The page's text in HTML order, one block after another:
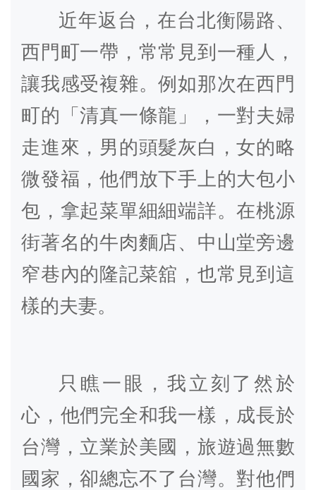
近年返台，在台北衡陽路、
西門町一帶，常常見到一種人，
讓我感受複雜。例如那次在西門
町的「清真一條龍」，一對夫婦
走進來，男的頭髮灰白，女的略
微發福，他們放下手上的大包小
包，拿起菜單細細端詳。在桃源
街著名的牛肉麵店、中山堂旁邊
窄巷內的隆記菜舘，也常見到這
樣的夫妻。
只瞧一眼，我立刻了然於
心，他們完全和我一樣，成長於
台灣，立業於美國，旅遊過無數
國家，卻總忘不了台灣。對他們